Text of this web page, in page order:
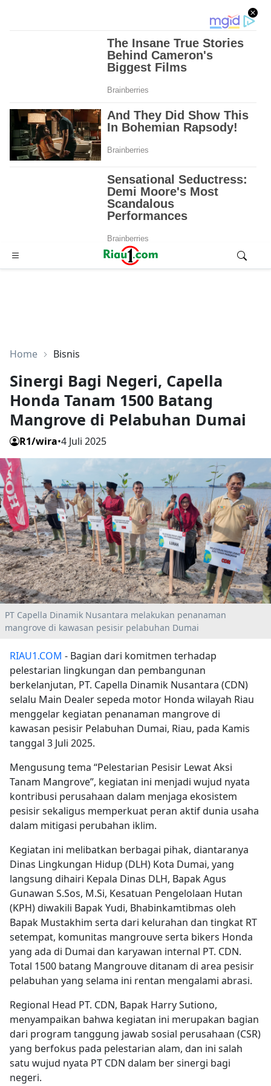
Advertisement
Home Bisnis
Sinergi Bagi Negeri, Capella
Honda Tanam 1500 Batang
Mangrove di Pelabuhan Dumai
R1/wira•4 Juli 2025
PT Capella Dinamik Nusantara melakukan penanaman
mangrove di kawasan pesisir pelabuhan Dumai
RIAU1.COM - Bagian dari komitmen terhadap
pelestarian lingkungan dan pembangunan
berkelanjutan, PT. Capella Dinamik Nusantara (CDN)
selalu Main Dealer sepeda motor Honda wilayah Riau
menggelar kegiatan penanaman mangrove di
kawasan pesisir Pelabuhan Dumai, Riau, pada Kamis
tanggal 3 Juli 2025.
Mengusung tema “Pelestarian Pesisir Lewat Aksi
Tanam Mangrove”, kegiatan ini menjadi wujud nyata
kontribusi perusahaan dalam menjaga ekosistem
pesisir sekaligus memperkuat peran aktif dunia usaha
dalam mitigasi perubahan iklim.
Kegiatan ini melibatkan berbagai pihak, diantaranya
Dinas Lingkungan Hidup (DLH) Kota Dumai, yang
langsung dihairi Kepala Dinas DLH, Bapak Agus
Gunawan S.Sos, M.Si, Kesatuan Pengelolaan Hutan
(KPH) diwakili Bapak Yudi, Bhabinkamtibmas oleh
Bapak Mustakhim serta dari kelurahan dan tingkat RT
setempat, komunitas mangrouve serta bikers Honda
yang ada di Dumai dan karyawan internal PT. CDN.
Total 1500 batang Mangrouve ditanam di area pesisir
pelabuhan yang selama ini rentan mengalami abrasi.
Regional Head PT. CDN, Bapak Harry Sutiono,
menyampaikan bahwa kegiatan ini merupakan bagian
dari program tanggung jawab sosial perusahaan (CSR)
yang berfokus pada pelestarian alam, dan ini salah
satu wujud nyata PT CDN dalam ber sinergi bagi
negeri.